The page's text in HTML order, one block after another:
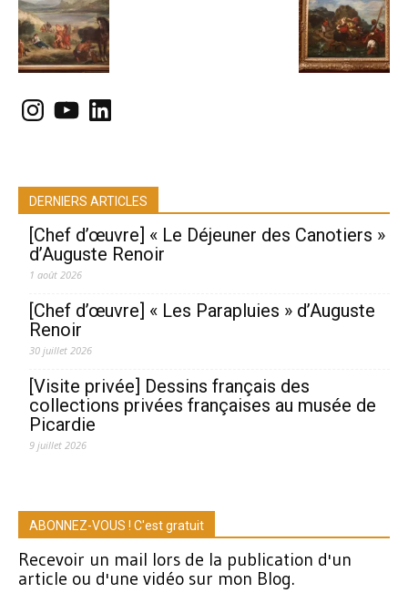
Instagram
YouTubeLinkedIn
DERNIERS ARTICLES
[Chef d’œuvre] « Le Déjeuner des Canotiers »
d’Auguste Renoir
1 août 2026
[Chef d’œuvre] « Les Parapluies » d’Auguste
Renoir
30 juillet 2026
[Visite privée] Dessins français des
collections privées françaises au musée de
Picardie
9 juillet 2026
ABONNEZ-VOUS ! C'est gratuit
Recevoir un mail lors de la publication d'un
article ou d'une vidéo sur mon Blog.